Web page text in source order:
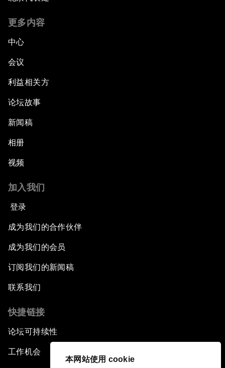
本网站使用 cookie
更多内容
中心
会议
利益相关方
论坛故事
新闻稿
相册
视频
加入我们
登录
成为我们的合作伙伴
成为我们的会员
订阅我们的新闻稿
联系我们
快捷链接
论坛可持续性
工作机会